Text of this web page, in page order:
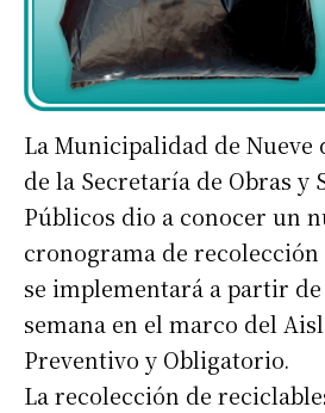
La Municipalidad de Nueve
de la Secretaría de Obras y
Públicos dio a conocer un
cronograma de
se implementará a partir
semana en el marco del
Preventivo y Obligatorio.
La recolección de